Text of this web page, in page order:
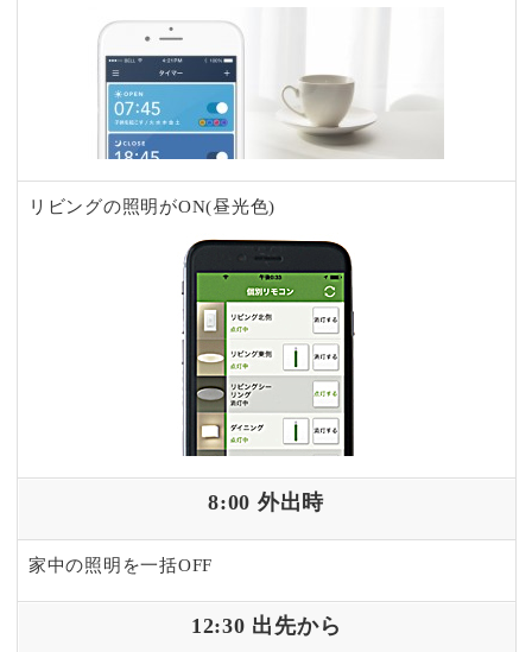
リビングの照明がON(昼光色)
8:00 外出時
家中の照明を一括OFF
12:30 出先から